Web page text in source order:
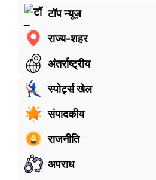
टॉप न्यूज़
राज्य-शहर
अंतर्राष्ट्रीय
स्पोर्ट्स खेल
संपादकीय
राजनीति
अपराध